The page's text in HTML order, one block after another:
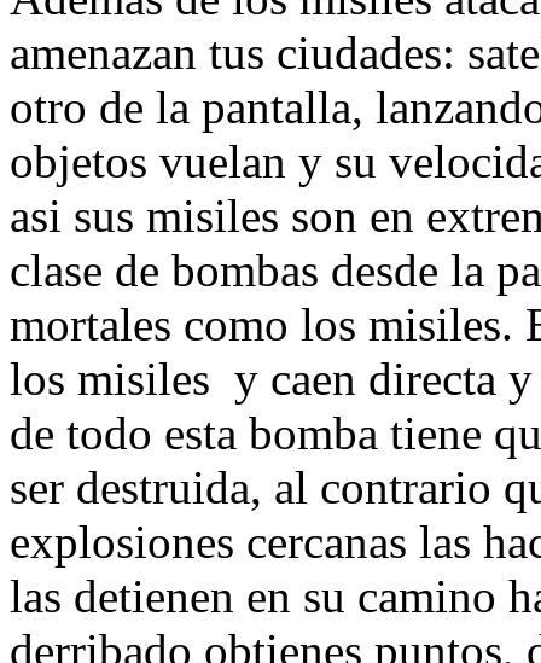
amenazan tus ciudades:
otro de la pantalla,
objetos vuelan y su
asi sus misiles son en
clase de bombas desde la
mortales como los misiles.
los misiles y caen directa y
de todo esta bomba tiene
ser destruida, al contrario
explosiones cercanas las
las detienen en su camino
derribado obtienes puntos,